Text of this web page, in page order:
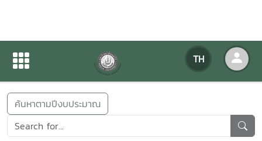
TH
ข่าวสารกิจกรรม
ค้นหาตามปีงบประมาณ